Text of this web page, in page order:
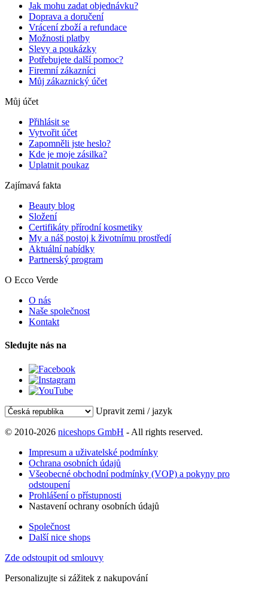
Jak mohu zadat objednávku?
Doprava a doručení
Vrácení zboží a refundace
Možnosti platby
Slevy a poukázky
Potřebujete další pomoc?
Firemní zákazníci
Můj zákaznický účet
Můj účet
Přihlásit se
Vytvořit účet
Zapomněli jste heslo?
Kde je moje zásilka?
Uplatnit poukaz
Zajímavá fakta
Beauty blog
Složení
Certifikáty přírodní kosmetiky
My a náš postoj k životnímu prostředí
Aktuální nabídky
Partnerský program
O Ecco Verde
O nás
Naše společnost
Kontakt
Sledujte nás na
Upravit zemi / jazyk
© 2010-2026 niceshops GmbH - All rights reserved.
Impresum a uživatelské podmínky
Ochrana osobních údajů
Všeobecné obchodní podmínky (VOP) a pokyny pro
odstoupení
Prohlášení o přístupnosti
Nastavení ochrany osobních údajů
Společnost
Další nice shops
Zde odstoupit od smlouvy
Personalizujte si zážitek z nakupování